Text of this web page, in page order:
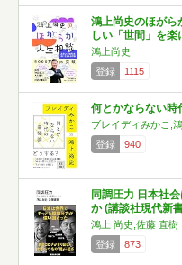
鴻上尚史のほが
しい「世間」を楽
鴻上尚史
登録
1115
何とかならない時
ブレイディみかこ,
登録
940
同調圧力 日本社
か (講談社現代新
鴻上 尚史,佐藤 直樹
登録
873